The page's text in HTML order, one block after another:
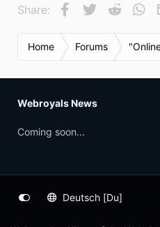
Share: FacebookTwitterReddit
Home Forums
Webroyals News
Coming soon...
Deutsch [Du]